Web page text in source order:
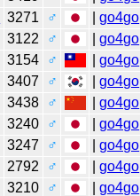
3271 ♂ |go4go
3122 ♂ |go4go
3154 ♂ |go4go
3407 ♂ |go4go
3438 ♂ |go4go
3240 ♂ |go4go
3247 ♂ |go4go
2792 ♂ |go4go
3210 ♂ |go4go